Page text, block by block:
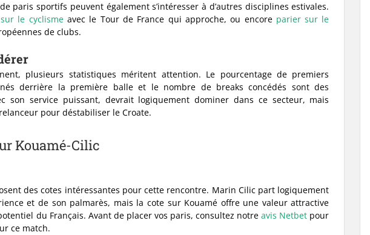
paris sportifs peuvent également s’intéresser à d’autres disciplines estivales.
le cyclismeavec le Tour de France qui approche, ou encore parier sur le
de clubs.
plusieurs statistiques méritent attention. Le pourcentage de premiers
derrière la première balle et le nombre de breaks concédés sont des
son service puissant, devrait logiquement dominer dans ce secteur, mais
pour déstabiliser le Croate.
Kouamé-Cilic
des cotes intéressantes pour cette rencontre. Marin Cilic part logiquement
et de son palmarès, mais la cote sur Kouamé offre une valeur attractive
du Français. Avant de placer vos paris, consultez notreavis Netbet pour
ce match.